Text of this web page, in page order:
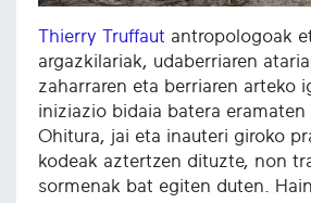
Thierry Truffaut antropologoak
argazkilariak, udaberriaren
zaharraren eta berriaren arteko
iniziazio bidaia batera eramaten
Ohitura, jai eta inauteri giroko
kodeak aztertzen dituzte, non
sormenak bat egiten duten.